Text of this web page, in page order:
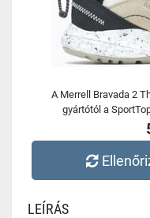
A Merrell Bravada 2
gyártótól a
LEÍRÁS